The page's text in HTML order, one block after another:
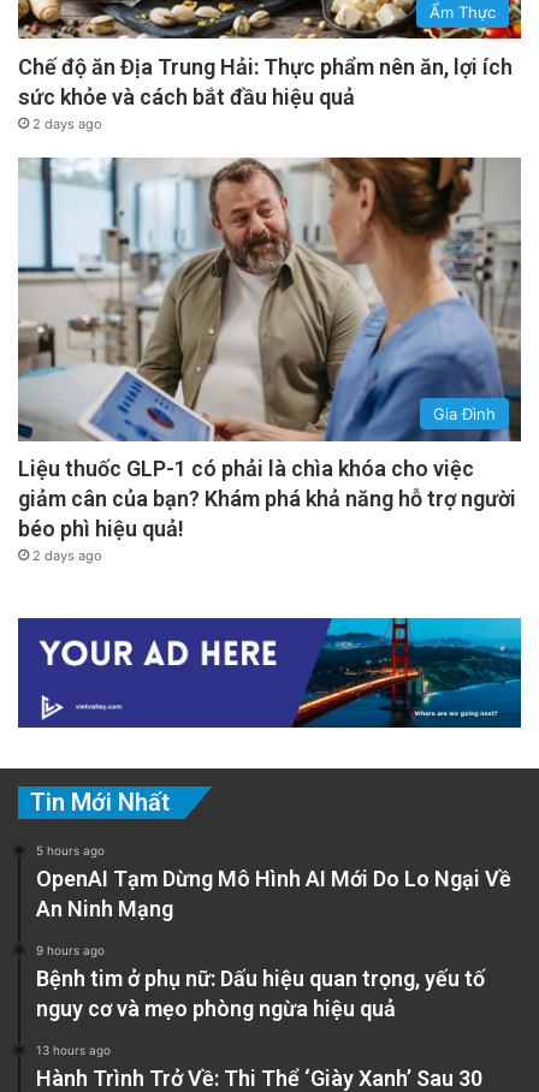
Ẩm Thực
Chế độ ăn Địa Trung Hải: Thực phẩm nên ăn, lợi ích
sức khỏe và cách bắt đầu hiệu quả
2 days ago
Gia Đình
Liệu thuốc GLP-1 có phải là chìa khóa cho việc
giảm cân của bạn? Khám phá khả năng hỗ trợ người
béo phì hiệu quả!
2 days ago
Tin Mới Nhất
5 hours ago
OpenAI Tạm Dừng Mô Hình AI Mới Do Lo Ngại Về
An Ninh Mạng
9 hours ago
Bệnh tim ở phụ nữ: Dấu hiệu quan trọng, yếu tố
nguy cơ và mẹo phòng ngừa hiệu quả
13 hours ago
Hành Trình Trở Về: Thi Thể ‘Giày Xanh’ Sau 30